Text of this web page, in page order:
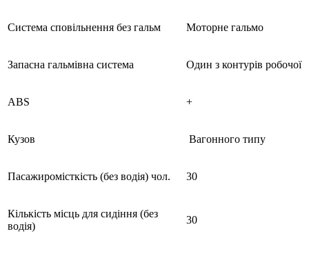
Cистема сповільнення без гальм Моторне гальмо
Запасна гальмівна система Один з контурів робочої
ABS +
Кузов Вагонного типу
Пасажиромісткість (без водія) чол. 30
Кількість місць для сидіння (без
водія)
30